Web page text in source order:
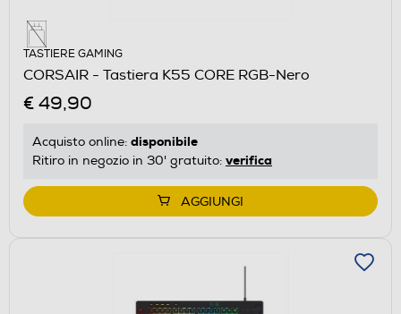
TASTIERE GAMING
CORSAIR - Tastiera K55 CORE RGB-Nero
€ 49,90
Acquisto online: disponibile
Ritiro in negozio in 30' gratuito: verifica
AGGIUNGI